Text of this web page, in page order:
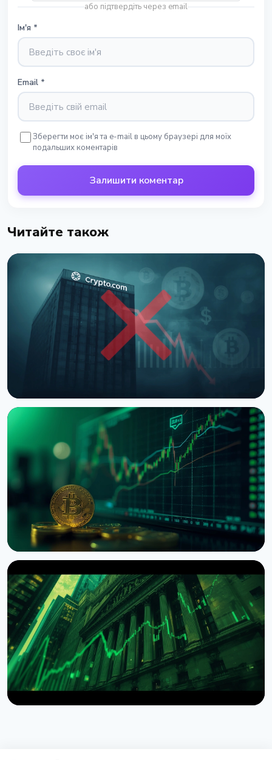
або підтвердіть через email
Ім'я *
Email *
Зберегти моє ім'я та e-mail в цьому браузері для моїх
подальших коментарів
Залишити коментар
Читайте також
Trump Media розірвала угоду з Crypto.com щодо
CRO Treasury
10 серпня 2026 р.4 хв читання
ETF на біткоїн отримали $1 мільярд припливу за
тиждень
9 серпня 2026 р. 5 хв читання